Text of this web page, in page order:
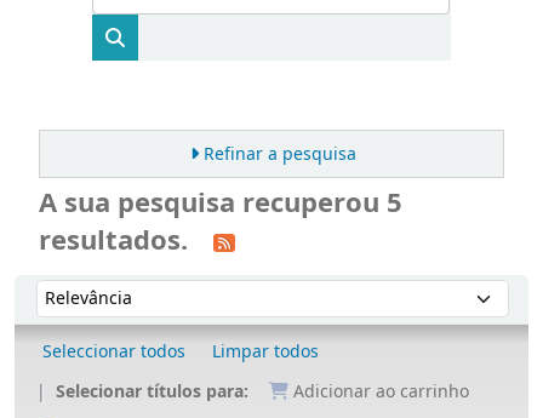
Refinar a pesquisa
A sua pesquisa recuperou 5
resultados.
Ordenar
Ordenar por:
Seleccionar todos
Limpar todos
Selecionar títulos para:
Adicionar ao carrinho